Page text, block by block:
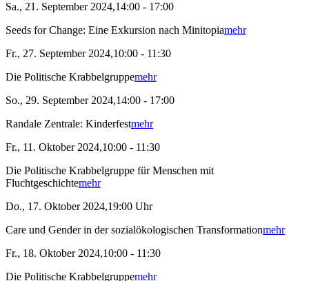
Sa., 21. September 2024,14:00 - 17:00
Seeds for Change: Eine Exkursion nach Minitopiamehr
Fr., 27. September 2024,10:00 - 11:30
Die Politische Krabbelgruppemehr
So., 29. September 2024,14:00 - 17:00
Randale Zentrale: Kinderfestmehr
Fr., 11. Oktober 2024,10:00 - 11:30
Die Politische Krabbelgruppe für Menschen mit
Fluchtgeschichtemehr
Do., 17. Oktober 2024,19:00 Uhr
Care und Gender in der sozialökologischen Transformationmehr
Fr., 18. Oktober 2024,10:00 - 11:30
Die Politische Krabbelgruppemehr